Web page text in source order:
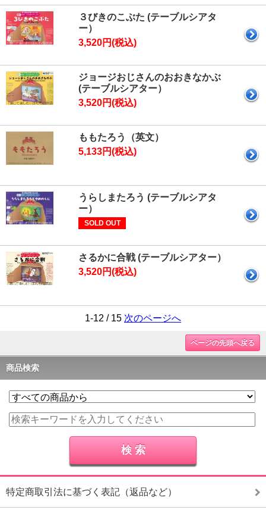
３びきのこぶた (テーブルシアタ
ー）
3,520円(税込)
ジョージおじさんのおおきなかぶ
(テーブルシアター）
3,520円(税込)
ももたろう（英文）
5,133円(税込)
うらしまたろう (テーブルシアタ
ー）
SOLD OUT
さるかに合戦 (テーブルシアター）
3,520円(税込)
1-12 / 15 次のページへ
ページの先頭へ戻る
商品検索
特定商取引法に基づく表記（返品など）